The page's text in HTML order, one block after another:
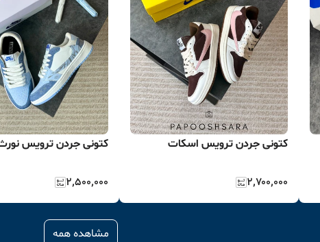
کتونی جردن ترویس اسکات
۲٬۷۰۰٬۰۰۰
کتونی جردن ترویس
۲٬۵۰۰٬۰۰۰
مشاهده همه